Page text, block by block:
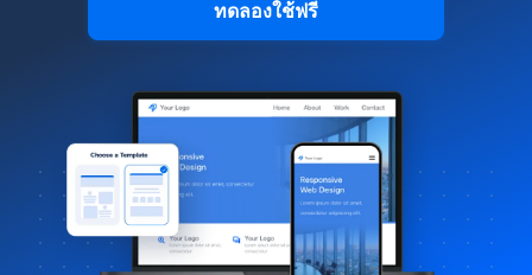
ทดลองใช้ฟรี